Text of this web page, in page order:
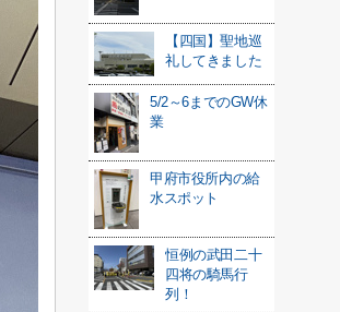
【四国】聖地巡
礼してきました
5/2～6までのGW休
業
甲府市役所内の給
水スポット
恒例の武田二十
四将の騎馬行
列！